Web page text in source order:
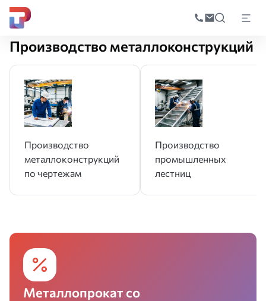
по
Главная Производство металлоконструкций
Производство металлоконструкций
Производство
металлоконструкций
по чертежам
Производство
промышленных
лестниц
Металлопрокат со